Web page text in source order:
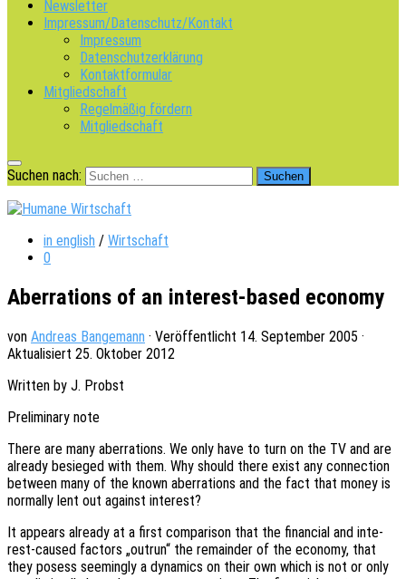
Newsletter
Impressum/Datenschutz/Kontakt
Impressum
Datenschutzerklärung
Kontaktformular
Mitgliedschaft
Regelmäßig fördern
Mitgliedschaft
Suchen nach:
in english / Wirtschaft
0
Aberrations of an interest-based economy
von Andreas Bangemann · Veröffentlicht 14. September 2005 ·
Aktualisiert 25. Oktober 2012
Writ­ten by J. Probst
Preli­mi­na­ry note
There are many aberra­ti­ons. We only have to turn on the TV and are
alre­a­dy besie­ged with them. Why should there exist any connec­tion
between many of the known aberra­ti­ons and the fact that money is
normal­ly lent out against interest?
It appears alre­a­dy at a first compa­ri­son that the finan­cial and inte­
rest-caused factors „outrun“ the rema­in­der of the econo­my, that
they posess seemingly a dyna­mics on their own which is not or only